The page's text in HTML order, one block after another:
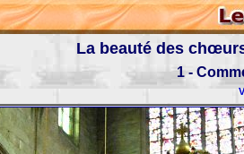
La beauté des
1 -